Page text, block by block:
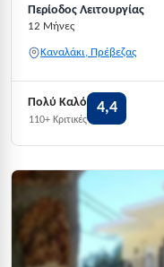
Περίοδος Λειτουργίας
12 Μήνες
Καναλάκι, Πρέβεζας
Πολύ Καλό
110+ Κριτικές
4,4